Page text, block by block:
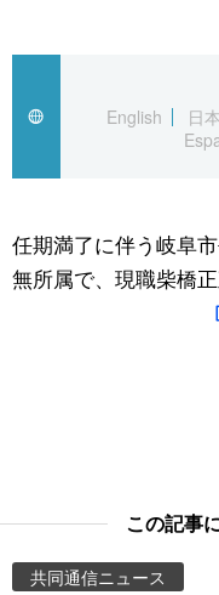
経済・ビジネス
国際
文化
トップ
アーカイブ
In-depth
Japan Data
動画/Live
スポーツ・東京2020
English
日
任期満了に伴う岐阜
無所属で、現職柴橋
この記事
共同通信ニュース